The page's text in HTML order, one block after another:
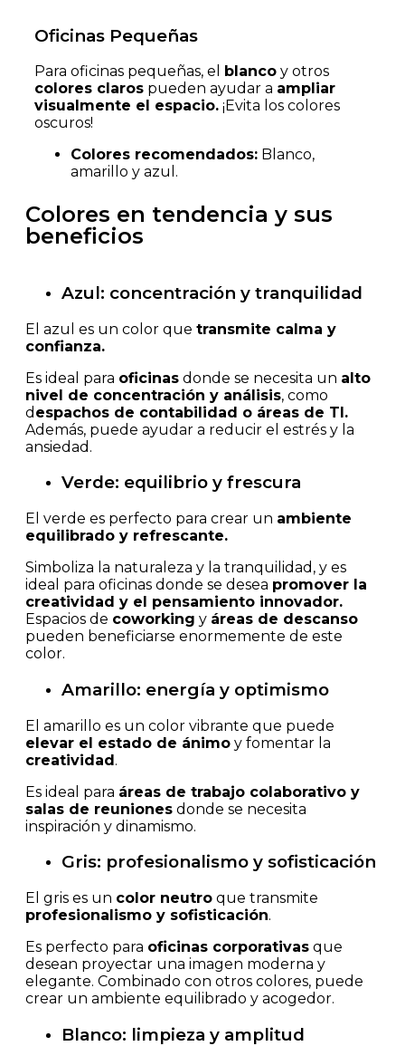
Oficinas Pequeñas
Para oficinas pequeñas, el blanco y otros
colores claros pueden ayudar a ampliar
visualmente el espacio. ¡Evita los colores
oscuros!
Colores recomendados: Blanco,
amarillo y azul.
Colores en tendencia y sus
beneficios
Azul: concentración y tranquilidad
El azul es un color que transmite calma y
confianza.
Es ideal para oficinas donde se necesita un alto
nivel de concentración y análisis, como
d espachos de contabilidad o áreas de TI.
Además, puede ayudar a reducir el estrés y la
ansiedad.
Verde: equilibrio y frescura
El verde es perfecto para crear un ambiente
equilibrado y refrescante.
Simboliza la naturaleza y la tranquilidad, y es
ideal para oficinas donde se desea promover la
creatividad y el pensamiento innovador.
Espacios de coworking y áreas de descanso
pueden beneficiarse enormemente de este
color.
Amarillo: energía y optimismo
El amarillo es un color vibrante que puede
elevar el estado de ánimo y fomentar la
creatividad.
Es ideal para áreas de trabajo colaborativo y
salas de reuniones donde se necesita
inspiración y dinamismo.
Gris: profesionalismo y sofisticación
El gris es un color neutro que transmite
profesionalismo y sofisticación.
Es perfecto para oficinas corporativas que
desean proyectar una imagen moderna y
elegante. Combinado con otros colores, puede
crear un ambiente equilibrado y acogedor.
Blanco: limpieza y amplitud